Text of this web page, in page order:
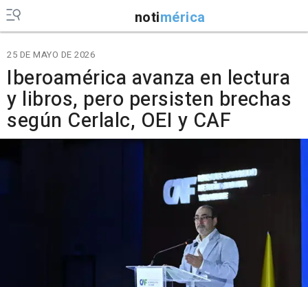
notimérica
25 DE MAYO DE 2026
Iberoamérica avanza en lectura
y libros, pero persisten brechas
según Cerlalc, OEI y CAF